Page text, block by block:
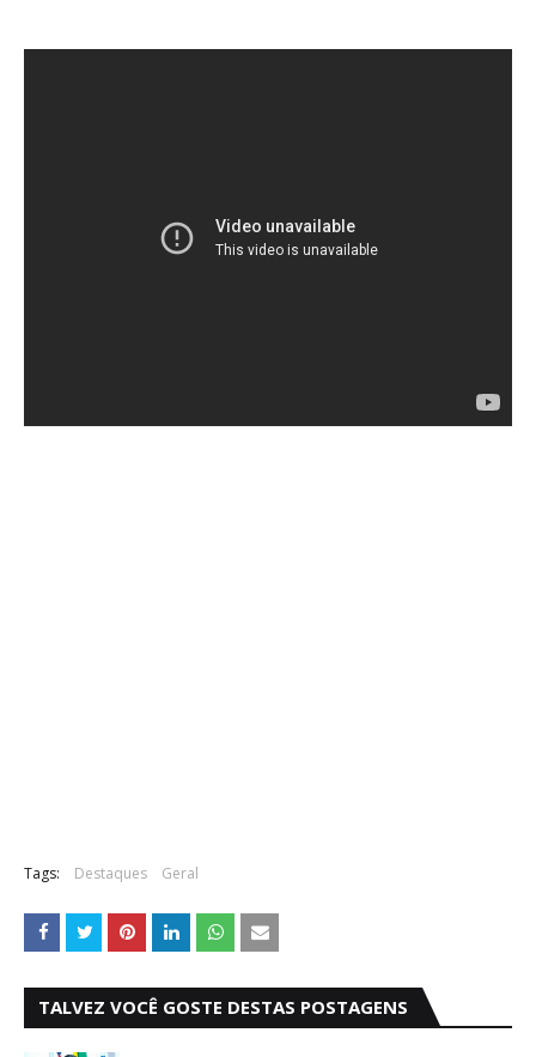
Tags: Destaques Geral
TALVEZ VOCÊ GOSTE DESTAS POSTAGENS